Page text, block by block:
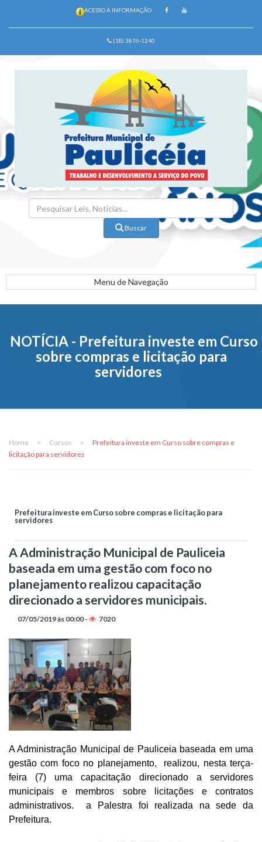
ACESSO À INFORMAÇÃO
(18) 3876-1240
Buscar
Menu de Navegação
NOTÍCIA - Prefeitura investe em Curso
sobre compras e licitação para
servidores
Home > Cursos >
Prefeitura investe em Curso sobre compras e
licitação para servidores
Prefeitura investe em Curso sobre compras e licitação para
servidores
A Administração Municipal de Pauliceia
baseada em uma gestão com foco no
planejamento realizou capacitação
direcionado a servidores municipais.
07/05/2019 às 00:00 - 7020
A Administração Municipal de Pauliceia baseada em uma
gestão com foco no planejamento, realizou, nesta terça-
feira (7) uma capacitação direcionado a servidores
municipais e membros sobre licitações e contratos
administrativos.
a Palestra foi realizada na sede da
Prefeitura.